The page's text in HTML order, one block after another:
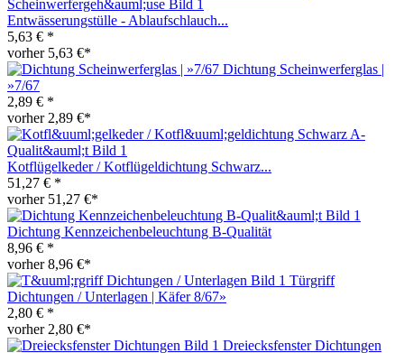
Entwässerungstülle - Ablaufschlauch...
5,63 € *
vorher 5,63 €*
Dichtung Scheinwerferglas |
»7/67
2,89 € *
vorher 2,89 €*
Kotflügelkeder / Kotflügeldichtung Schwarz...
51,27 € *
vorher 51,27 €*
Dichtung Kennzeichenbeleuchtung B-Qualität
8,96 € *
vorher 8,96 €*
Türgriff
Dichtungen / Unterlagen | Käfer 8/67»
2,80 € *
vorher 2,80 €*
Dreiecksfenster Dichtungen